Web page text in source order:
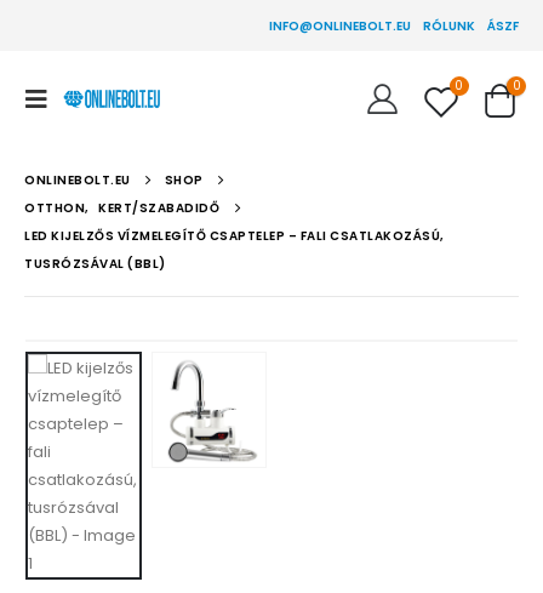
INFO@ONLINEBOLT.EU RÓLUNK ÁSZF
0 0
ONLINEBOLT.EU
SHOP
OTTHON, KERT/SZABADIDŐ
LED KIJELZŐS VÍZMELEGÍTŐ CSAPTELEP – FALI CSATLAKOZÁSÚ,
TUSRÓZSÁVAL (BBL)